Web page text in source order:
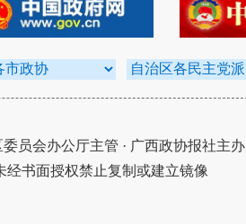
员会办公厅主管 · 广西政协报社主办
经书面授权禁止复制或建立镜像